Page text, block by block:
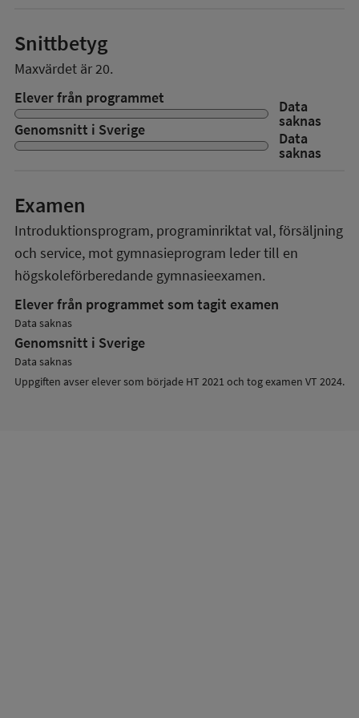
Snittbetyg
Maxvärdet är 20.
Elever från programmet
Data
saknas
Genomsnitt i Sverige Data
saknas
Examen
Introduktionsprogram, programinriktat val, försäljning
och service, mot gymnasieprogram leder till en
högskoleförberedande gymnasieexamen.
Elever från programmet som tagit examen
Data saknas
Genomsnitt i Sverige
Data saknas
Uppgiften avser elever som började HT 2021 och tog examen VT 2024.